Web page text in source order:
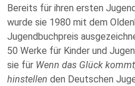
Bereits für ihren ersten
wurde sie 1980 mit dem
Jugendbuchpreis
50 Werke für Kinder und
sie für Wenn das Glück
hinstellen den Deutschen